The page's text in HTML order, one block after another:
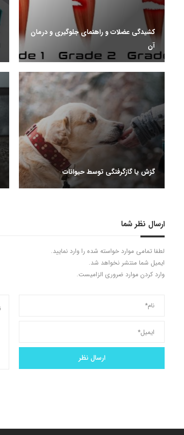
کشیدگی عضلات و راهنمای جلوگیری و درمان
آن
گزش یا گازگرفتگی توسط حیوانات
ارسال نظر شما
لطفا تمامی موارد خواسته شده را وارد نمایید.
ایمیل شما منتشر نخواهد شد.
وارد کردن موارد ضروری الزامیست.